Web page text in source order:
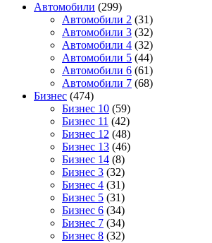
Автомобили (299)
Автомобили 2 (31)
Автомобили 3 (32)
Автомобили 4 (32)
Автомобили 5 (44)
Автомобили 6 (61)
Автомобили 7 (68)
Бизнес (474)
Бизнес 10 (59)
Бизнес 11 (42)
Бизнес 12 (48)
Бизнес 13 (46)
Бизнес 14 (8)
Бизнес 3 (32)
Бизнес 4 (31)
Бизнес 5 (31)
Бизнес 6 (34)
Бизнес 7 (34)
Бизнес 8 (32)